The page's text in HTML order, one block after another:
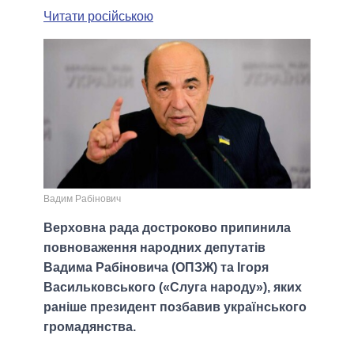
Читати російською
Вадим Рабінович
Верховна рада достроково припинила
повноваження народних депутатів
Вадима Рабіновича (ОПЗЖ) та Ігоря
Васильковського («Слуга народу»), яких
раніше президент позбавив українського
громадянства.